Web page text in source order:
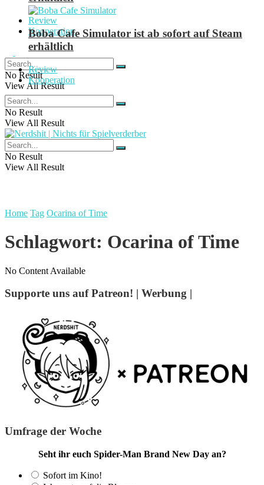
Review
Kooperation
No Result
View All Result
Boba Cafe Simulator ist ab sofort auf Steam
erhältlich
Review
Kooperation
No Result
View All Result
No Result
View All Result
Home Tag Ocarina of Time
Schlagwort: Ocarina of Time
No Content Available
Supporte uns auf Patreon! | Werbung |
Umfrage der Woche
Seht ihr euch Spider-Man Brand New Day an?
Sofort im Kino!